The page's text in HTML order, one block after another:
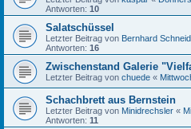
Antworten: 10
Salatschüssel
Letzter Beitrag von Bernhard
Antworten: 16
Zwischenstand Galerie
Letzter Beitrag von chuede «
Schachbrett aus Bernstein
Letzter Beitrag von Minidrechsler «
Antworten: 11